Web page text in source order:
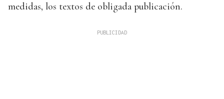
medidas, los textos de obligada publicación.